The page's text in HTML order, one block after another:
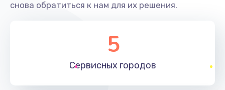
снова обратиться к нам для их решения.
5
Сервисных городов